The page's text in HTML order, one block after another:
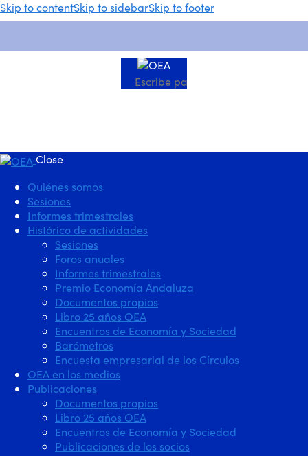
Skip to contentSkip to sidebarSkip to footer
Close
Quiénes somos
Sesiones
Informes trimestrales
Histórico de actividades
Sesiones
Foros anuales
Informes trimestrales
Premio Economía Andaluza
Documentos propios
Libro 25 años OEA
Encuentros de Economía y Sociedad
Barómetros
Encuesta empresarial de los Círculos
OEA en los medios
Publicaciones
Documentos propios
Libro 25 años OEA
Encuentros de Economía y Sociedad
Publicaciones de los socios